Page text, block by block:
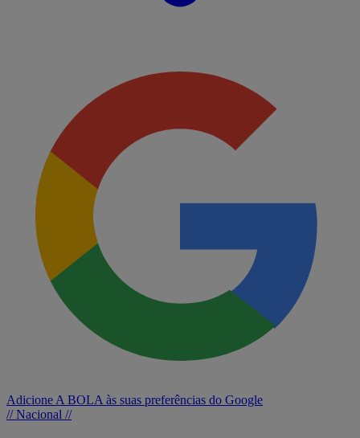
Adicione A BOLA às suas preferências do Google
// Nacional //